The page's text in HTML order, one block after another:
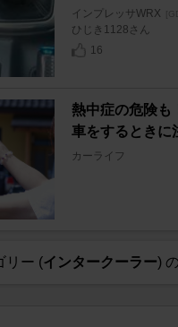
インプレッサWRX
ひじき1128さん
16
熱中症の危険
車をするときに
カーライフ
リー (インタークーラー)